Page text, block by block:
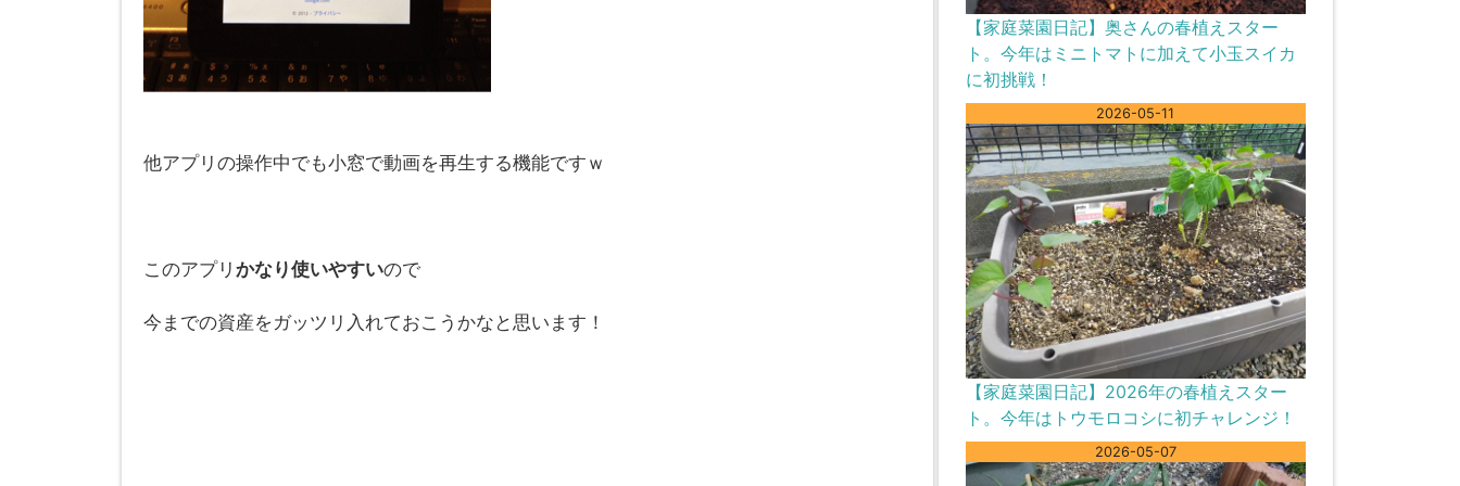
他アプリの操作中でも小窓で動画を再生する機能ですｗ
このアプリ かなり使いやすいので
今までの資産をガッツリ入れておこうかなと思います！
【家庭菜園日記】奥さんの春植えスター
ト。今年はミニトマトに加えて小玉スイカ
に初挑戦！
2026-05-11
【家庭菜園日記】2026年の春植えスター
ト。今年はトウモロコシに初チャレンジ！
2026-05-07